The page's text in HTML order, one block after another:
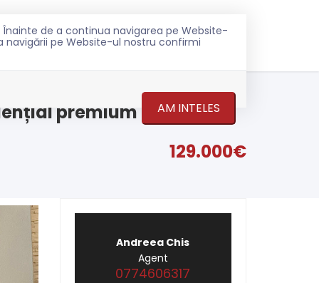
de a continua navigarea pe Website-
navigării pe Website-ul nostru confirmi
AM INTELES
0774 606 317
premium
129.000€
Andreea Chis
Agent
0774606317